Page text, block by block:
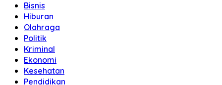
Informasi
Terkini
untuk
Anda"
Bisnis
Hiburan
Olahraga
Politik
Kriminal
Ekonomi
Kesehatan
Pendidikan